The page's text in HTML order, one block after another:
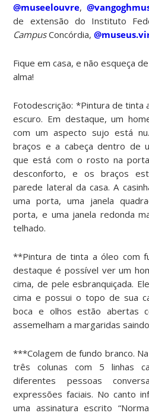
@museelouvre,
de extensão do Instituto
CampusConcórdia,
Fique em casa, e não esqueça
alma!
Fotodescrição: *Pintura de tinta
escuro. Em destaque, um
com um aspecto sujo está
braços e a cabeça dentro de
que está com o rosto na
desconforto, e os braços
parede lateral da casa. A
uma porta, uma janela
porta, e uma janela redonda
telhado.
**Pintura de tinta a óleo com
destaque é possível ver um
cima, de pele esbranquiçada.
cima e possui o topo de sua
boca e olhos estão abertas
assemelham a margaridas
***Colagem de fundo branco.
três colunas com 5 linhas
diferentes pessoas
expressões faciais. No canto
uma assinatura escrito